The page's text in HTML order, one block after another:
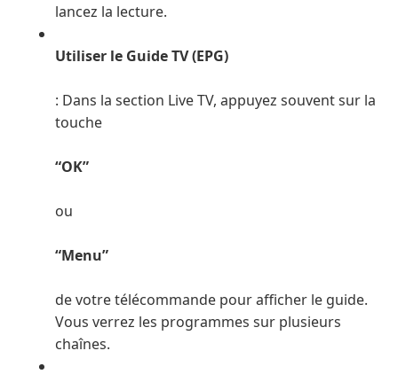
lancez la lecture.
Utiliser le Guide TV (EPG)
: Dans la section Live TV, appuyez souvent sur la
touche
“OK”
ou
“Menu”
de votre télécommande pour afficher le guide.
Vous verrez les programmes sur plusieurs
chaînes.